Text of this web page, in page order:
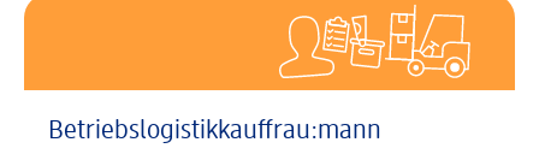
Betriebslogistikkauffrau:mann